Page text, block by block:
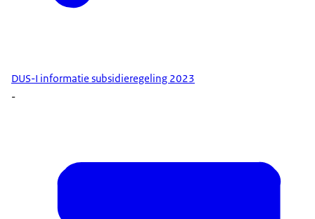
DUS-I informatie subsidieregeling 2023
-